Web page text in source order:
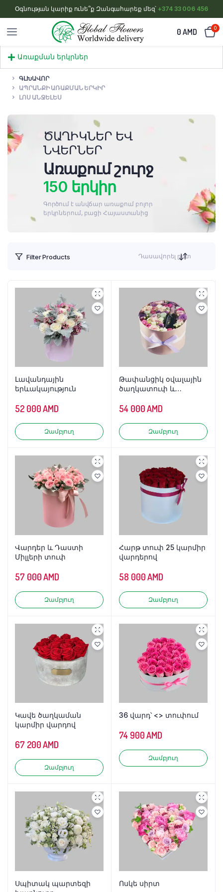
Օգնության կարիք ունե՞ք Զանգահարեք մեզ՝ +374 33 006 456
0 AMD 0
Առաքման երկրներ
ԳԼԽԱՎՈՐ
ԱՊՐԱՆՔԻ ԱՌԱՔՄԱՆ ԵՐԿԻՐ
ԼՈՍ ԱՆՋԵԼԵՍ
ԾԱՂԻԿՆԵՐ ԵՎ
ՆՎԵՐՆԵՐ
Առաքում շուրջ
150 երկիր
Գործում է անվճար առաքում բոլոր
երկրներում, բացի Հայաստանից
Filter Products Դասավորել ըստ
Լավանդային
երևակայություն
52 000AMD
Զամբյուղ
Թափանցիկ օվալային
ծաղկատուփ և
54 000AMD
Զամբյուղ
Վարդեր և Դաստի
Միլլերի տուփ
57 000AMD
Զամբյուղ
Հարթ տուփ 25 կարմիր
վարդերով
58 000AMD
Զամբյուղ
Կավե ծաղկաման
կարմիր վարդով
67 200AMD
Զամբյուղ
36 վարդ՝ <> տուփում
74 900AMD
Զամբյուղ
Սպիտակ պարտեզի
Ոսկե սիրտ